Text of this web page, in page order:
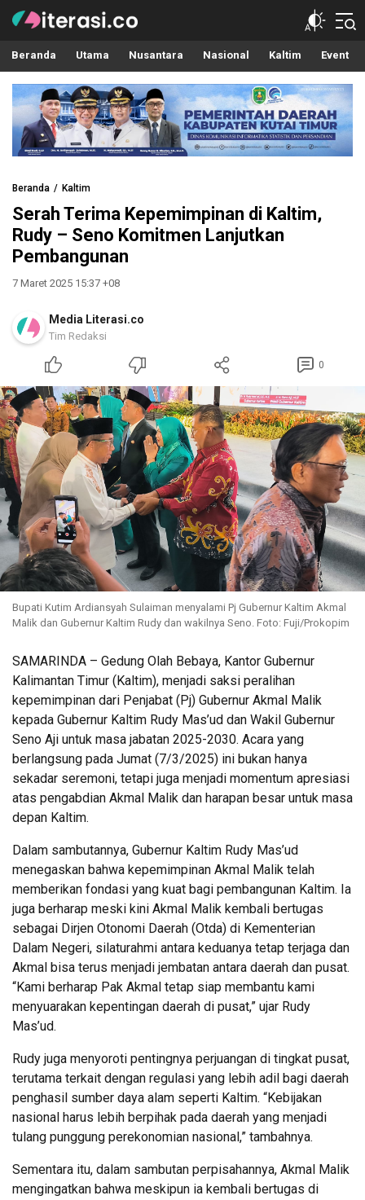
Literasi.co
Pilar Informasi
Beranda Utama Nusantara Nasional Kaltim Event
Beranda Kaltim
Serah Terima Kepemimpinan di Kaltim,
Rudy – Seno Komitmen Lanjutkan
Pembangunan
7 Maret 2025 15:37 +08
Media Literasi.co
Tim Redaksi
0
Bupati Kutim Ardiansyah Sulaiman menyalami Pj Gubernur Kaltim Akmal
Malik dan Gubernur Kaltim Rudy dan wakilnya Seno. Foto: Fuji/Prokopim
SAMARINDA – Gedung Olah Bebaya, Kantor Gubernur
Kalimantan Timur (Kaltim), menjadi saksi peralihan
kepemimpinan dari Penjabat (Pj) Gubernur Akmal Malik
kepada Gubernur Kaltim Rudy Mas’ud dan Wakil Gubernur
Seno Aji untuk masa jabatan 2025-2030. Acara yang
berlangsung pada Jumat (7/3/2025) ini bukan hanya
sekadar seremoni, tetapi juga menjadi momentum apresiasi
atas pengabdian Akmal Malik dan harapan besar untuk masa
depan Kaltim.
Dalam sambutannya, Gubernur Kaltim Rudy Mas’ud
menegaskan bahwa kepemimpinan Akmal Malik telah
memberikan fondasi yang kuat bagi pembangunan Kaltim. Ia
juga berharap meski kini Akmal Malik kembali bertugas
sebagai Dirjen Otonomi Daerah (Otda) di Kementerian
Dalam Negeri, silaturahmi antara keduanya tetap terjaga dan
Akmal bisa terus menjadi jembatan antara daerah dan pusat.
“Kami berharap Pak Akmal tetap siap membantu kami
menyuarakan kepentingan daerah di pusat,” ujar Rudy
Mas’ud.
Rudy juga menyoroti pentingnya perjuangan di tingkat pusat,
terutama terkait dengan regulasi yang lebih adil bagi daerah
penghasil sumber daya alam seperti Kaltim. “Kebijakan
nasional harus lebih berpihak pada daerah yang menjadi
tulang punggung perekonomian nasional,” tambahnya.
Sementara itu, dalam sambutan perpisahannya, Akmal Malik
mengingatkan bahwa meskipun ia kembali bertugas di